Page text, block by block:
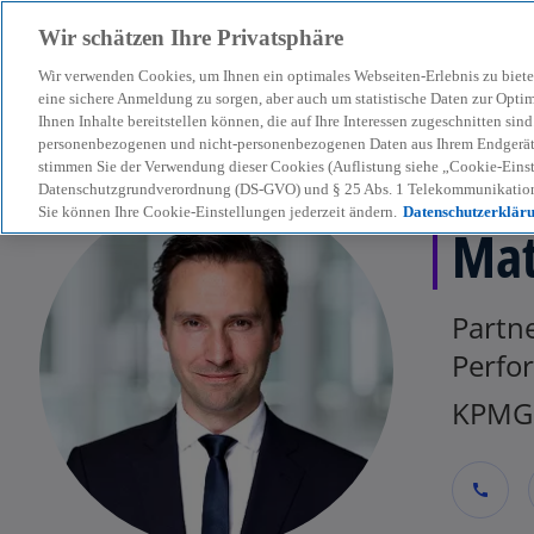
menu
call
Wir schätzen Ihre Privatsphäre
Wir verwenden Cookies, um Ihnen ein optimales Webseiten-Erlebnis zu
eine sichere Anmeldung zu sorgen, aber auch um statistische Daten zur
Ihnen Inhalte bereitstellen können, die auf Ihre Interessen zugeschnitten
personenbezogenen und nicht-personenbezogenen Daten aus Ihrem
stimmen Sie der Verwendung dieser Cookies (Auflistung siehe „Cookie-
Datenschutzgrundverordnung (DS-GVO) und § 25 Abs. 1
Sie können Ihre Cookie-Einstellungen jederzeit ändern.